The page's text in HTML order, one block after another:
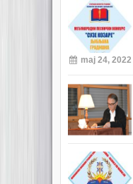
maj 24, 2022